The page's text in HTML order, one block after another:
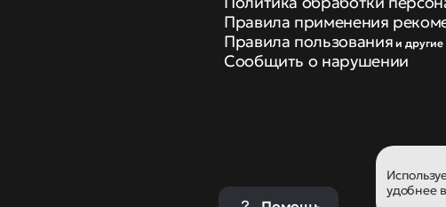
Правила применения
Правила пользования и другие
Сообщить о нарушении
удобнее